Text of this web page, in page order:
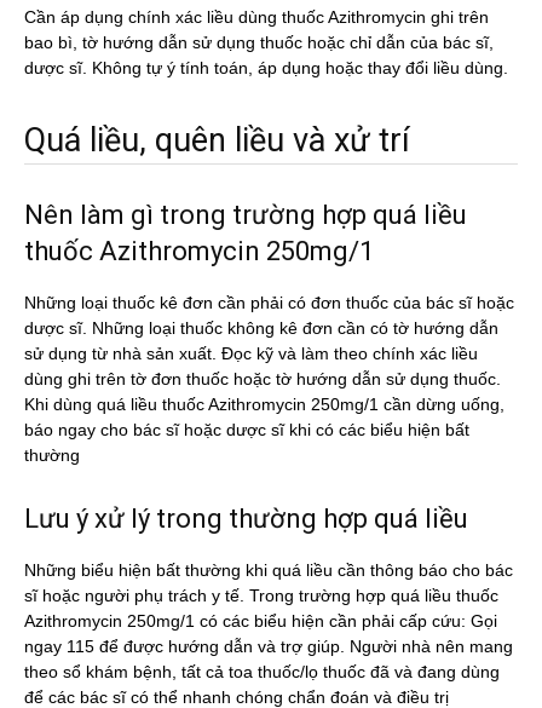
Cần áp dụng chính xác liều dùng thuốc Azithromycin ghi trên
bao bì, tờ hướng dẫn sử dụng thuốc hoặc chỉ dẫn của bác sĩ,
dược sĩ. Không tự ý tính toán, áp dụng hoặc thay đổi liều dùng.
Quá liều, quên liều và xử trí
Nên làm gì trong trường hợp quá liều
thuốc Azithromycin 250mg/1
Những loại thuốc kê đơn cần phải có đơn thuốc của bác sĩ hoặc
dược sĩ. Những loại thuốc không kê đơn cần có tờ hướng dẫn
sử dụng từ nhà sản xuất. Đọc kỹ và làm theo chính xác liều
dùng ghi trên tờ đơn thuốc hoặc tờ hướng dẫn sử dụng thuốc.
Khi dùng quá liều thuốc Azithromycin 250mg/1 cần dừng uống,
báo ngay cho bác sĩ hoặc dược sĩ khi có các biểu hiện bất
thường
Lưu ý xử lý trong thường hợp quá liều
Những biểu hiện bất thường khi quá liều cần thông báo cho bác
sĩ hoặc người phụ trách y tế. Trong trường hợp quá liều thuốc
Azithromycin 250mg/1 có các biểu hiện cần phải cấp cứu: Gọi
ngay 115 để được hướng dẫn và trợ giúp. Người nhà nên mang
theo sổ khám bệnh, tất cả toa thuốc/lọ thuốc đã và đang dùng
để các bác sĩ có thể nhanh chóng chẩn đoán và điều trị